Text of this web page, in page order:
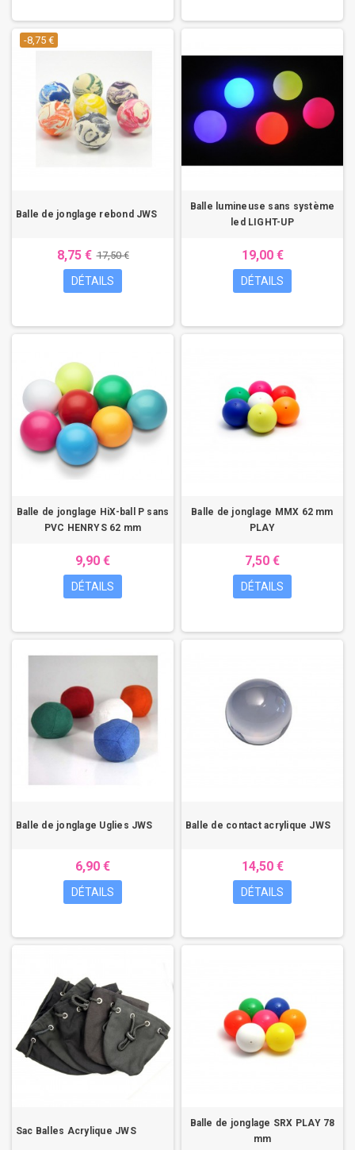
-8,75 €
Balle de jonglage rebond JWS
8,75 € 17,50 €
DÉTAILS
Balle lumineuse sans système
led LIGHT-UP
19,00 €
DÉTAILS
Balle de jonglage HiX-ball P sans
PVC HENRYS 62 mm
9,90 €
DÉTAILS
Balle de jonglage MMX 62 mm
PLAY
7,50 €
DÉTAILS
Balle de jonglage Uglies JWS
6,90 €
DÉTAILS
Balle de contact acrylique JWS
14,50 €
DÉTAILS
Sac Balles Acrylique JWS
Balle de jonglage SRX PLAY 78
mm